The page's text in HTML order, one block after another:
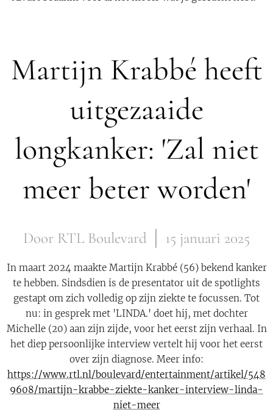
Martijn Krabbé heeft
uitgezaaide
longkanker: 'Zal niet
meer beter worden'
Door RTL Boulevard │ 15 januari 2025
In maart 2024 maakte Martijn Krabbé (56) bekend kanker
te hebben. Sindsdien is de presentator uit de spotlights
gestapt om zich volledig op zijn ziekte te focussen. Tot
nu: in gesprek met 'LINDA.' doet hij, met dochter
Michelle (20) aan zijn zijde, voor het eerst zijn verhaal. In
het diep persoonlijke interview vertelt hij voor het eerst
over zijn diagnose. Meer info:
https://www.rtl.nl/boulevard/entertainment/artikel/548
9608/martijn-krabbe-ziekte-kanker-interview-linda-
niet-meer